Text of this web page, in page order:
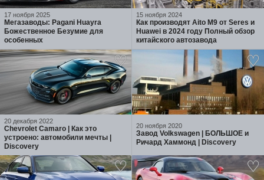
17 ноября 2025
Мегазаводы: Pagani Huayra
Божественное Безумие для
особенных
15 ноября 2024
Как производят Aito M9 от Seres и
Huawei в 2024 году Полный обзор
китайского автозавода
20 декабря 2022
Chevrolet Camaro | Как это
устроено: автомобили мечты |
Discovery
20 ноября 2020
Завод Volkswagen | БОЛЬШОЕ и
Ричард Хаммонд | Discovery